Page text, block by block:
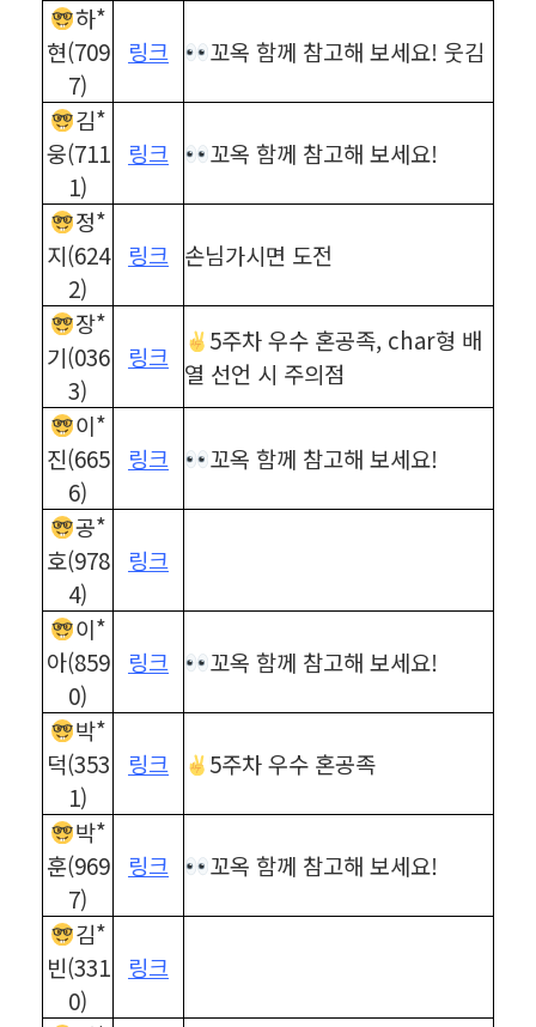
하*
현(709
7)
링크 꼬옥 함께 참고해 보세요! 웃김
김*
웅(711
1)
링크 꼬옥 함께 참고해 보세요!
정*
지(624
2)
링크 손님가시면 도전
장*
기(036
3)
링크
5주차 우수 혼공족, char형 배
열 선언 시 주의점
이*
진(665
6)
링크 꼬옥 함께 참고해 보세요!
공*
호(978
4)
링크
이*
아(859
0)
링크 꼬옥 함께 참고해 보세요!
박*
덕(353
1)
링크 5주차 우수 혼공족
박*
훈(969
7)
링크 꼬옥 함께 참고해 보세요!
김*
빈(331
0)
링크